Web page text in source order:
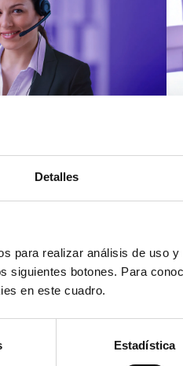
Detalles
para realizar análisis de uso
siguientes botones. Para
en este cuadro.
Estadística
la
de llamadas en